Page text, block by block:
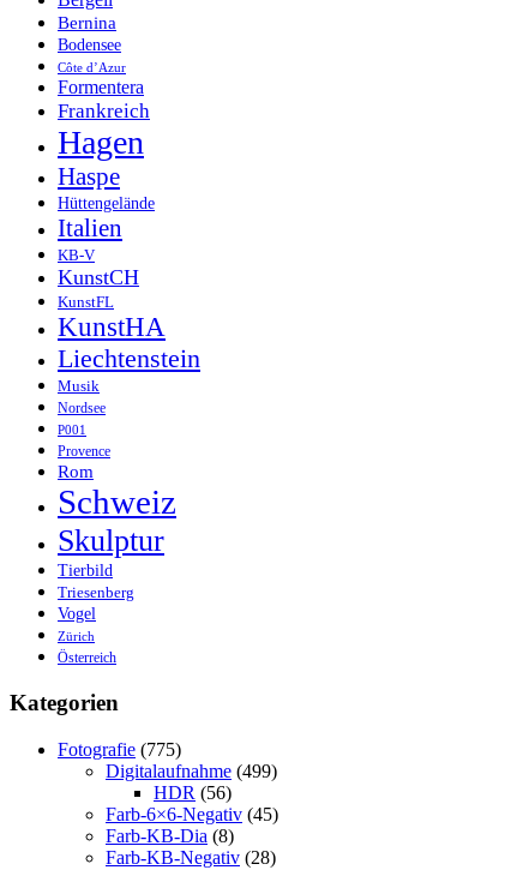
Bernina
Bodensee
Côte d’Azur
Formentera
Frankreich
Hagen
Haspe
Hüttengelände
Italien
KB-V
KunstCH
KunstFL
KunstHA
Liechtenstein
Musik
Nordsee
P001
Provence
Rom
Schweiz
Skulptur
Tierbild
Triesenberg
Vogel
Zürich
Österreich
Kategorien
Fotografie (775)
Digitalaufnahme (499)
HDR (56)
Farb-6×6-Negativ (45)
Farb-KB-Dia (8)
Farb-KB-Negativ (28)